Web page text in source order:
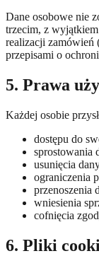
Dane osobowe nie
trzecim, z
realizacji zamówień
przepisami o
5. Prawa
Każdej osobie
dostępu do
sprostowania
usunięcia
ograniczenia
przenoszenia
wniesienia
cofnięcia
6. Pliki